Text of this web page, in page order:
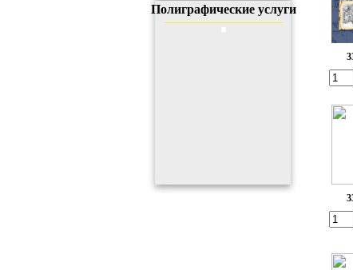
Полиграфические услуги